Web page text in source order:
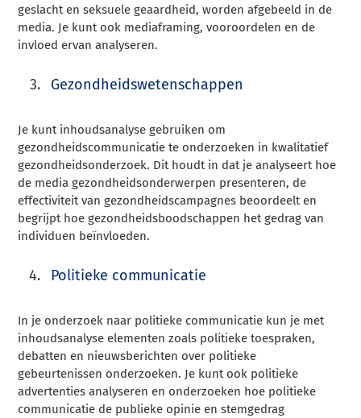
geslacht en seksuele geaardheid, worden afgebeeld in de
media. Je kunt ook mediaframing, vooroordelen en de
invloed ervan analyseren.
Gezondheidswetenschappen
Je kunt inhoudsanalyse gebruiken om
gezondheidscommunicatie te onderzoeken in kwalitatief
gezondheidsonderzoek. Dit houdt in dat je analyseert hoe
de media gezondheidsonderwerpen presenteren, de
effectiviteit van gezondheidscampagnes beoordeelt en
begrijpt hoe gezondheidsboodschappen het gedrag van
individuen beïnvloeden.
Politieke communicatie
In je onderzoek naar politieke communicatie kun je met
inhoudsanalyse elementen zoals politieke toespraken,
debatten en nieuwsberichten over politieke
gebeurtenissen onderzoeken. Je kunt ook politieke
advertenties analyseren en onderzoeken hoe politieke
communicatie de publieke opinie en stemgedrag